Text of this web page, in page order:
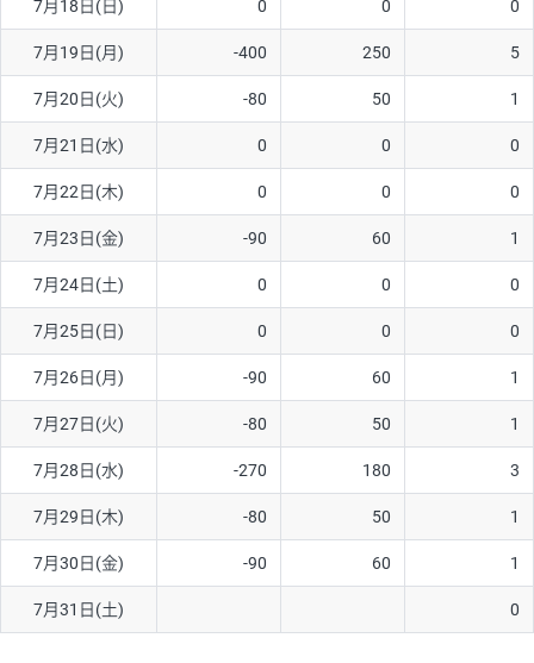
ソ/円は10万通貨単位。
7月18日(日) 0 0 0
7月19日(月) -400 250 5
7月20日(火) -80 50 1
7月21日(水) 0 0 0
7月22日(木) 0 0 0
7月23日(金) -90 60 1
7月24日(土) 0 0 0
7月25日(日) 0 0 0
7月26日(月) -90 60 1
7月27日(火) -80 50 1
7月28日(水) -270 180 3
7月29日(木) -80 50 1
7月30日(金) -90 60 1
7月31日(土) 0